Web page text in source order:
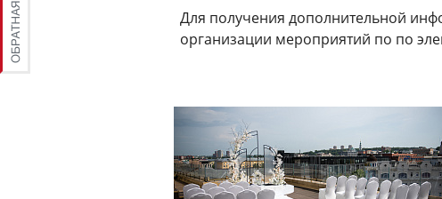
Для получения дополнительной
организации мероприятий по по